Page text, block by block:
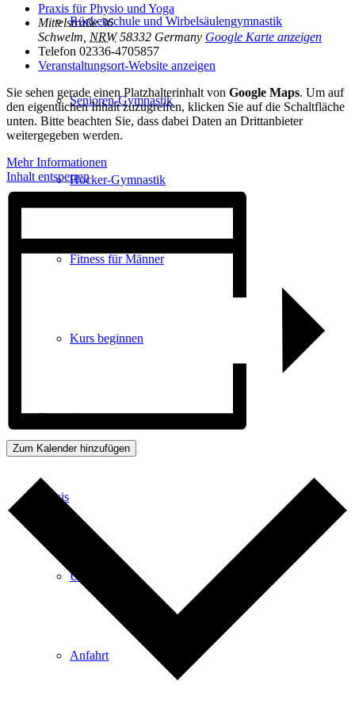
Rückenschule und Wirbelsäulen­gymnastik
Senioren-Gymnastik
Hocker-Gymnastik
Fitness für Männer
Kurs beginnen
Physiotherapie
Praxis
Über Uns
Anfahrt
Praxis für Physio und Yoga
Mittelstraße 36
Schwelm NRW 58332 Germany Google Karte anzeigen
Telefon 02336-4705857
Veranstaltungsort-Website anzeigen
Sie sehen gerade einen Platzhalterinhalt von Google Maps. Um auf
den eigentlichen Inhalt zuzugreifen, klicken Sie auf die Schaltfläche
unten. Bitte beachten Sie, dass dabei Daten an Drittanbieter
weitergegeben werden.
Mehr Informationen
Inhalt entsperren
Zum Kalender hinzufügen